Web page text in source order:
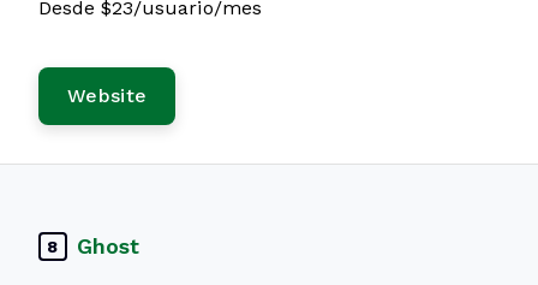
Desde $23/usuario/mes
Website
8 Ghost